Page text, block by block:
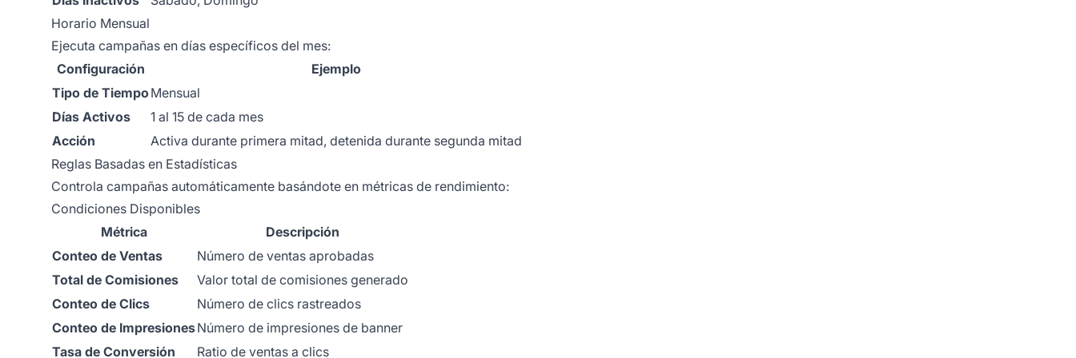
Horario Mensual
Ejecuta campañas en días específicos del mes:
Configuración
Ejemplo
Tipo de Tiempo Mensual
Días Activos
1 al 15 de cada mes
Acción
Activa durante primera mitad, detenida durante segunda mitad
Reglas Basadas en Estadísticas
Controla campañas automáticamente basándote en métricas de rendimiento:
Condiciones Disponibles
Métrica
Descripción
Conteo de Ventas
Número de ventas aprobadas
Total de Comisiones
Valor total de comisiones generado
Conteo de Clics
Número de clics rastreados
Conteo de ImpresionesNúmero de impresiones de banner
Tasa de Conversión
Ratio de ventas a clics